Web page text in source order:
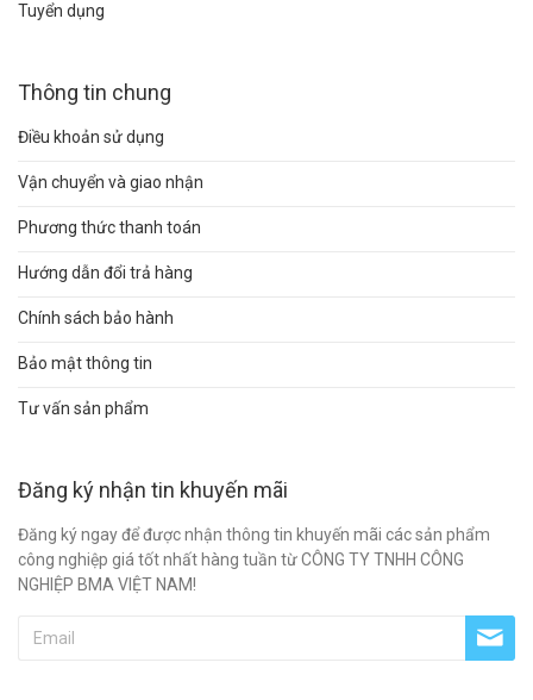
Tuyển dụng
Thông tin chung
Điều khoản sử dụng
Vận chuyển và giao nhận
Phương thức thanh toán
Hướng dẫn đổi trả hàng
Chính sách bảo hành
Bảo mật thông tin
Tư vấn sản phẩm
Đăng ký nhận tin khuyến mãi
Đăng ký ngay để được nhận thông tin khuyến mãi các sản phẩm
công nghiệp giá tốt nhất hàng tuần từ CÔNG TY TNHH CÔNG
NGHIỆP BMA VIỆT NAM!